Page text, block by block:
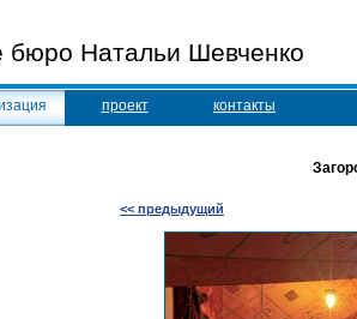
бюро Натальи Шевченко
проект контакты
<< предыдущий